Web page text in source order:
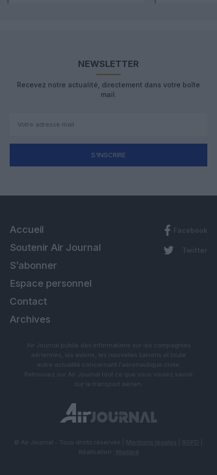
NEWSLETTER
Recevez notre actualité, directement dans votre boîte
mail.
S'INSCRIRE
Accueil
Soutenir Air Journal
S’abonner
Espace personnel
Contact
Archives